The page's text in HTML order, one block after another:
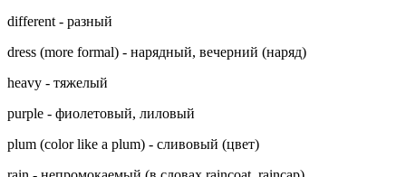
different - разный
dress (more formal) - нарядный, вечерний (наряд)
heavy - тяжелый
purple - фиолетовый, лиловый
plum (color like a plum) - сливовый (цвет)